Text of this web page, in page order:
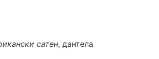
сатен, дантела